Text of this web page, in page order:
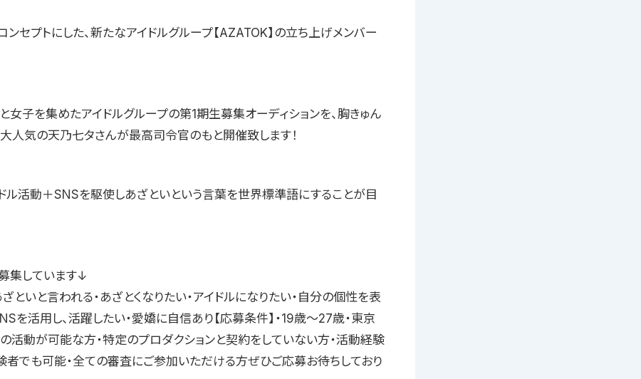
ンセプトにした、新たなアイドルグループ【AZATOK】の立ち上げメンバー
女子を集めたアイドルグループの第1期生募集オーディションを、胸きゅん
人気の天乃七タさんが最高司令官のもと開催致します！
ル活動＋SNSを駆使しあざといという言葉を世界標準語にすることが目
集しています↓
ざといと言われる・あざとくなりたい・アイドルになりたい・自分の個性を表
を活用し、活躍したい・愛嬌に自信あり【応募条件】・19歳〜27歳・東京
活動が可能な方・特定のプロダクションと契約をしていない方・活動経験
者でも可能・全ての審査にご参加いただける方ぜひご応募お待ちしており